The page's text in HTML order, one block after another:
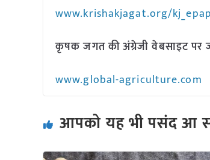
www.krishakjagat.org/
कृषक जगत की अंग्रेजी वेबसाइट पर
www.global-agriculture.com
आपको यह भी पसंद आ